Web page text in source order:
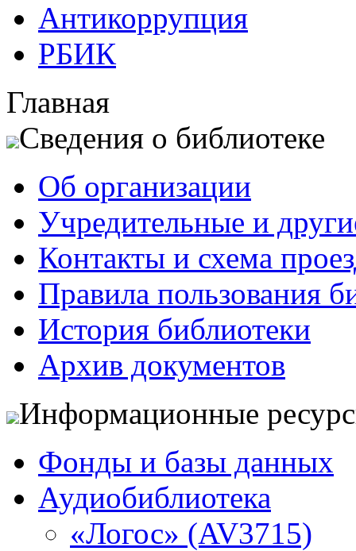
Антикоррупция
РБИК
Главная
Сведения о библиотеке
Об организации
Учредительные и
Контакты и схема
Правила пользования
История библиотеки
Архив документов
Информационные
Фонды и базы данных
Аудиобиблиотека
«Логос» (AV3715)